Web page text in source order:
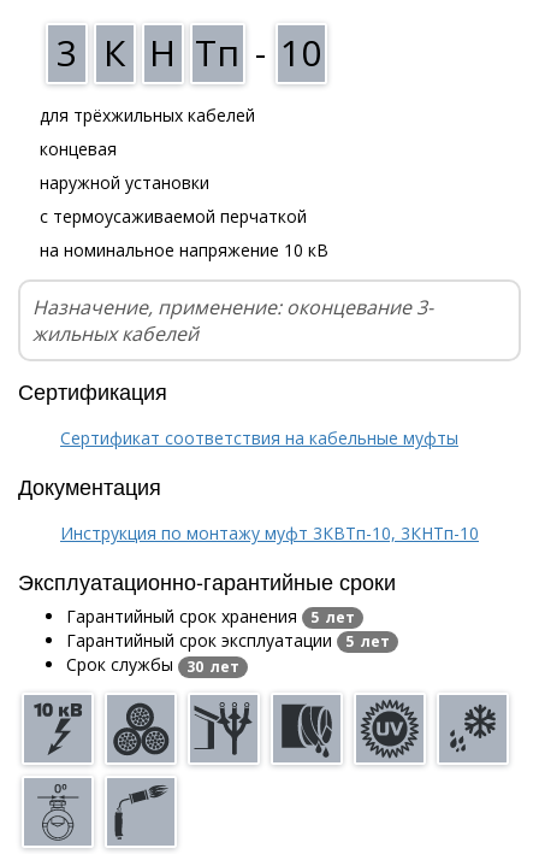
3 К Н Тп - 10
для трёхжильных кабелей
концевая
наружной установки
с термоусаживаемой перчаткой
на номинальное напряжение 10 кВ
Назначение, применение: оконцевание 3-
жильных кабелей
Сертификация
Сертификат соответствия на кабельные муфты
Документация
Инструкция по монтажу муфт 3КВТп-10, 3КНТп-10
Эксплуатационно-гарантийные сроки
Гарантийный срок хранения 5 лет
Гарантийный срок эксплуатации 5 лет
Срок службы 30 лет